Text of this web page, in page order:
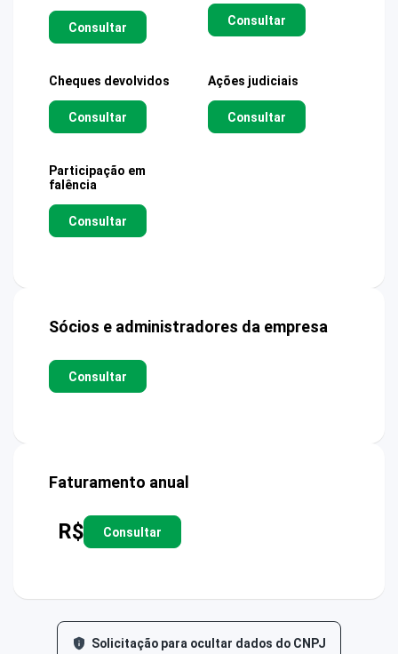
Consultar Consultar
Cheques devolvidos
Consultar
Ações judiciais
Consultar
Participação em
falência
Consultar
Sócios e administradores da empresa
Consultar
Faturamento anual
R$ Consultar
Solicitação para ocultar dados do CNPJ